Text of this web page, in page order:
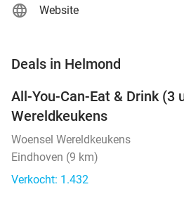
Website
Deals in Helmond
All-You-Can-Eat & Drink (3
Wereldkeukens
Woensel Wereldkeukens
Eindhoven (9 km)
Verkocht: 1.432